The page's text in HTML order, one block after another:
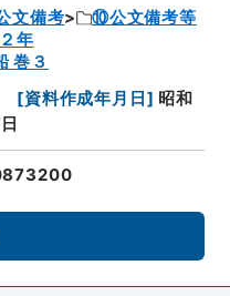
文備考
⑩公文備考等
年
巻３
[資料作成年月日 ] 昭和